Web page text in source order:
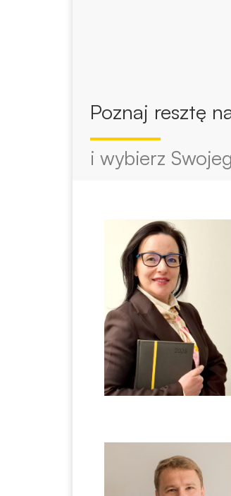
Poznaj resztę
i wybierz